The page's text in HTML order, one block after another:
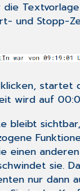
und Stopp-
klicken, startet
wird auf
bleibt
einen
sie.
nur dann